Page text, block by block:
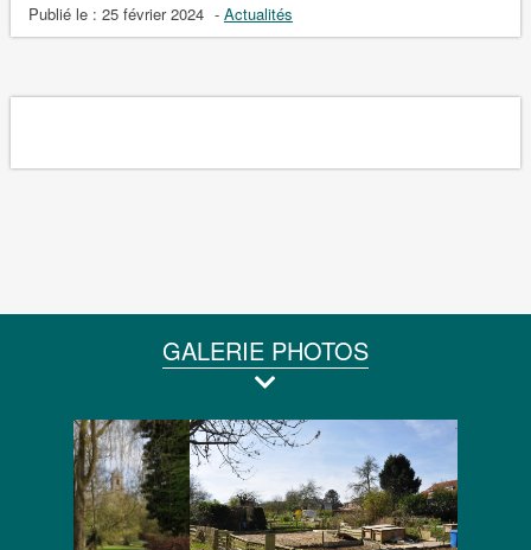
Publié le : 25 février 2024 - Actualités
GALERIE PHOTOS